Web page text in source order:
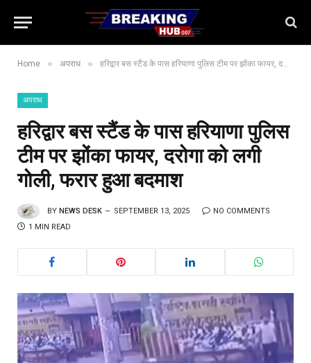
Home » अपराध » हरिद्वार बस स्टैंड के पास हरियाणा पुलिस टीम पर झोंका फायर, दरोगा को लगी गोली, फरार हुआ बदमाश
अपराध
हरिद्वार बस स्टैंड के पास हरियाणा पुलिस
टीम पर झोंका फायर, दरोगा को लगी
गोली, फरार हुआ बदमाश
BY NEWS DESK SEPTEMBER 13, 2025
NO COMMENTS
1 MIN READ